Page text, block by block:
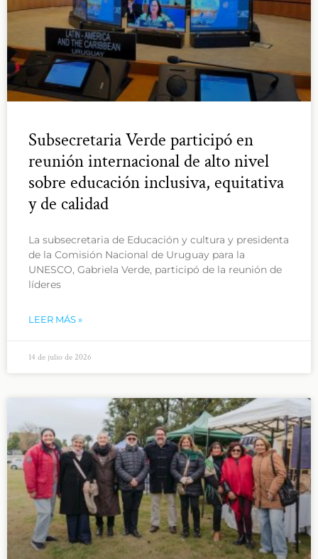
Subsecretaria Verde participó en
reunión internacional de alto nivel
sobre educación inclusiva, equitativa
y de calidad
La subsecretaria de Educación y cultura y presidenta
de la Comisión Nacional de Uruguay para la
UNESCO, Gabriela Verde, participó de la reunión de
líderes
LEER MÁS »
14 de julio de 2026